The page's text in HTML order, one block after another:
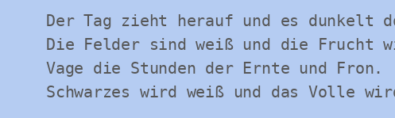
Der Tag zieht herauf und es dunkelt
Die Felder sind weiß und die Frucht
Vage die Stunden der Ernte und Fron.
Schwarzes wird weiß und das Volle